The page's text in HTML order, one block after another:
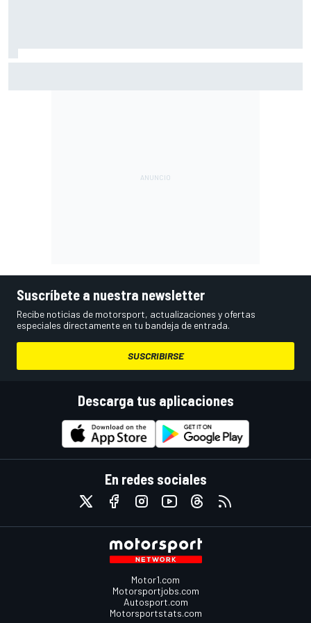
Suscríbete a nuestra newsletter
Recibe noticias de motorsport, actualizaciones y ofertas
especiales directamente en tu bandeja de entrada.
SUSCRIBIRSE
Descarga tus aplicaciones
En redes sociales
Motor1.com
Motorsportjobs.com
Autosport.com
Motorsportstats.com